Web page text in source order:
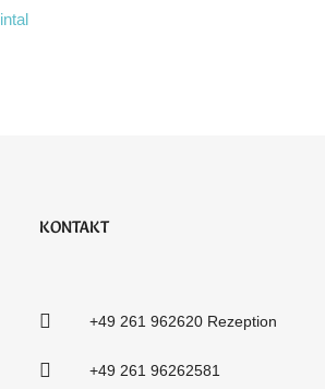
KONTAKT
+49 261 962620 Rezeption
+49 261 96262581